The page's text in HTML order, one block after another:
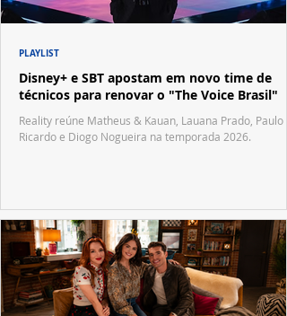
Disney+ e SBT apostam em novo time de
técnicos para renovar o "The Voice Brasil"
Reality reúne Matheus & Kauan, Lauana Prado, Paulo
Ricardo e Diogo Nogueira na temporada 2026.
PLAYLIST